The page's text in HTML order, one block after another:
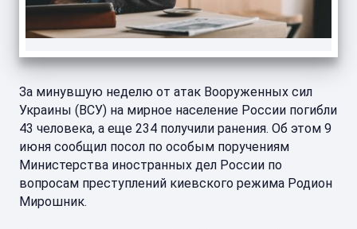
За минувшую неделю от атак Вооруженных сил
Украины (ВСУ) на мирное население России погибли
43 человека, а еще 234 получили ранения. Об этом 9
июня сообщил посол по особым поручениям
Министерства иностранных дел России по
вопросам преступлений киевского режима Родион
Мирошник.